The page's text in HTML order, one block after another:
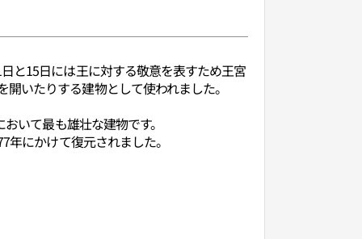
と15日には王に対する敬意を表すため王宮
いたりする建物として使われました。
いて最も雄壮な建物です。
にかけて復元されました。